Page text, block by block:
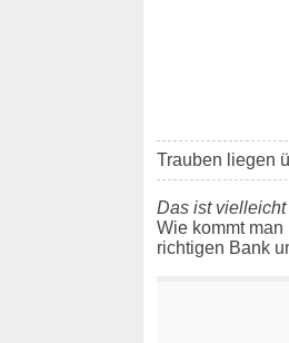
Trauben liegen
Das ist
Wie kommt
richtigen Bank